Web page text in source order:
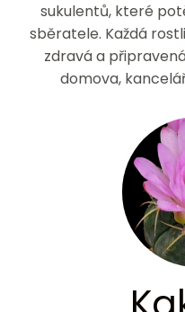
sukulentů, které
sběratele. Každá
zdravá a
domova,